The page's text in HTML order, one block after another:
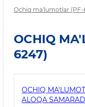
Ochiq ma'lumotlar (PF-
OCHIQ
6247)
OCHIQ
ALOQA